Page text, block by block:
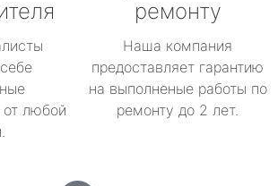
любой
ремонту
Наша компания
предоставляет гарантию
на выполненые работы по
ремонту до 2 лет.